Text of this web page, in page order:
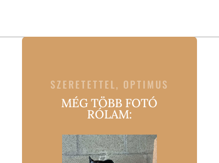
SZERETETTEL, OPTIMUS
MÉG TÖBB FOTÓ
RÓLAM: